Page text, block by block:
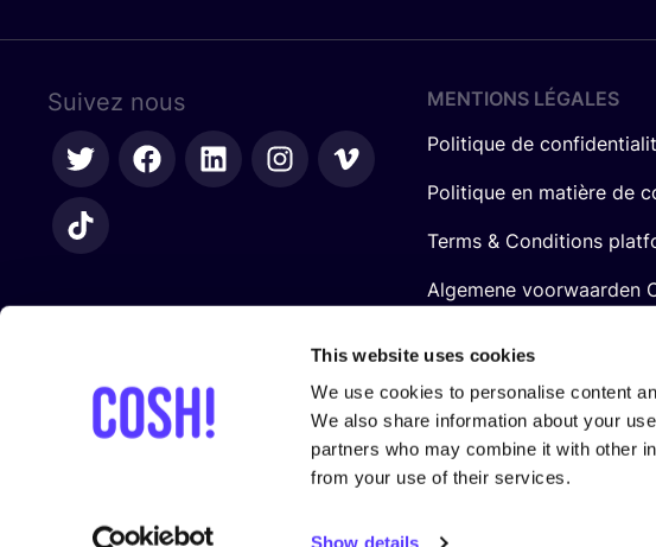
This website uses cookies
We use cookies to personalise content
We also share information about your
partners who may combine it with other
from your use of their services.
Show details
Suivez nous
MENTIONS LÉGALES
Politique de
Politique en matière de
Terms & Conditions
Algemene voorwaarden